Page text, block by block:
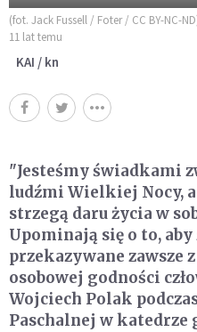
(fot. Jack Fussell / Foter / CC BY-NC-
11 lat temu
KAI / kn
"Jesteśmy świadkami
ludźmi Wielkiej Nocy,
strzegą daru życia w
Upominają się o to, aby
przekazywane zawsze
osobowej godności
Wojciech Polak
Paschalnej w